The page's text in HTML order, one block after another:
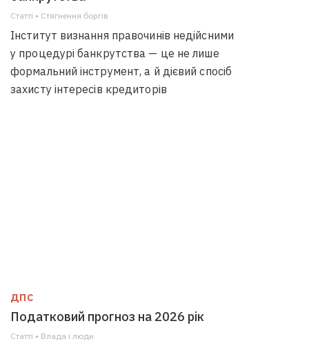
Статті • Стягнення боргiв
Інститут визнання правочинів недійсними
у процедурі банкрутства — це не лише
формальний інструмент, а й дієвий спосіб
захисту інтересів кредиторів
ДПС
Податковий прогноз на 2026 рік
Статті • Влада i люди